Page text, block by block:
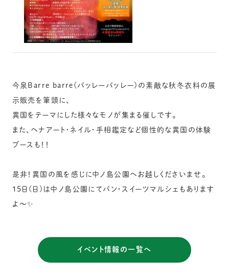
今泉Barre barre(バッレーバッレー)の素敵な秋冬衣料の展
示販売を筆頭に、
異国をテーマにした様々なモノが集まる催しです。
また、ヘナアート・ネイル・手相鑑定など個性的な異国の体験
ブースも！！
是非！異国の風を感じに中ノ島公園へお越しくださいませ。
15日(日)は中ノ島公園にてパン・スイーツマルシェもあります
よ〜✨
イベント情報の一覧へ